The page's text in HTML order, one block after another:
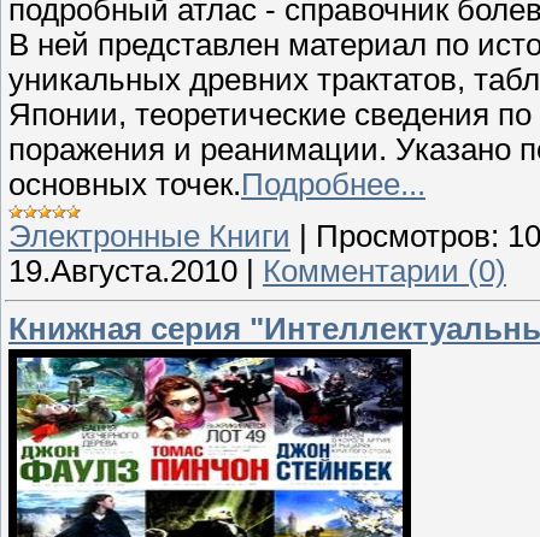
подробный атлас - справочник
В ней представлен материал по
уникальных древних трактатов,
Японии, теоретические сведения
поражения и реанимации. Указано
основных точек.Подробнее...
Электронные Книги
Просмотров:
19.Августа.2010
Комментарии (0)
Книжная серия